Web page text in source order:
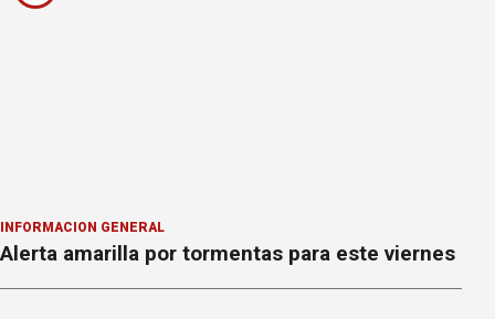
INFORMACION GENERAL
Alerta amarilla por tormentas para este viernes